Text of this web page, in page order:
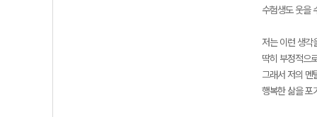
수험생도 웃을
저는 이런 생각
딱히 부정적으
그래서 저의 멘
행복한 삶을 포